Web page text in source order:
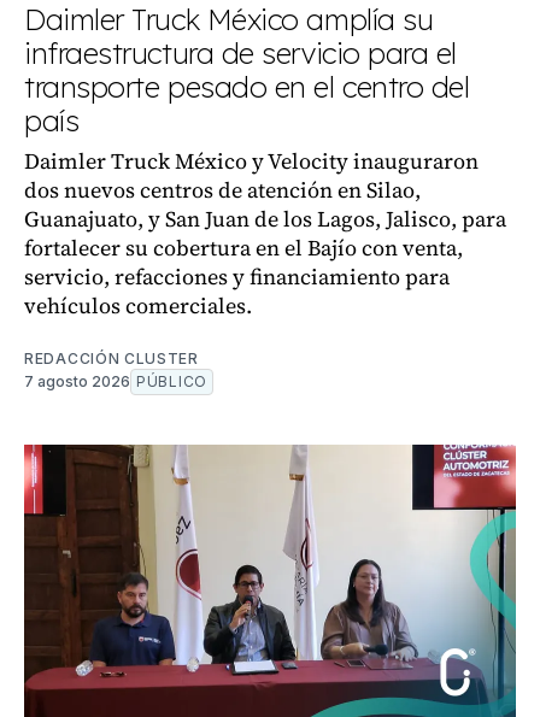
Daimler Truck México amplía su
infraestructura de servicio para el
transporte pesado en el centro del
país
Daimler Truck México y Velocity inauguraron
dos nuevos centros de atención en Silao,
Guanajuato, y San Juan de los Lagos, Jalisco, para
fortalecer su cobertura en el Bajío con venta,
servicio, refacciones y financiamiento para
vehículos comerciales.
REDACCIÓN CLUSTER
7 agosto 2026 PÚBLICO